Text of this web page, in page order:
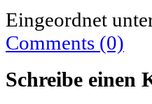
Eingeordnet
Comments (0)
Schreibe einen